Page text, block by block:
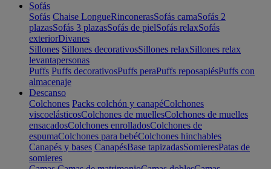
Sofás
Sofás Chaise LongueRinconerasSofás camaSofás 2
plazasSofás 3 plazasSofás de pielSofás relaxSofás
exteriorDivanes
Sillones Sillones decorativosSillones relaxSillones relax
levantapersonas
Puffs Puffs decorativosPuffs peraPuffs reposapiésPuffs con
almacenaje
Descanso
Colchones Packs colchón y canapéColchones
viscoelásticosColchones de muellesColchones de muelles
ensacadosColchones enrolladosColchones de
espumaColchones para bebéColchones hinchables
Canapés y bases CanapésBase tapizadasSomieresPatas de
somieres